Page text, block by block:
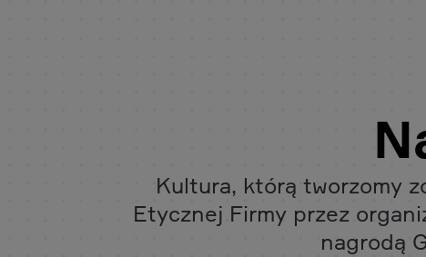
Kultura, którą tworzomy
Etycznej Firmy przez
nagrodą